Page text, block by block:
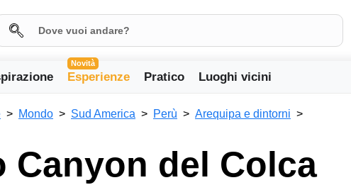
Novità
Esperienze Pratico Luoghi vicini
Mondo Sud America Perù Arequipa e dintorni
Canyon del Colca